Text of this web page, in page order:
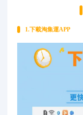
1.下載淘集運APP